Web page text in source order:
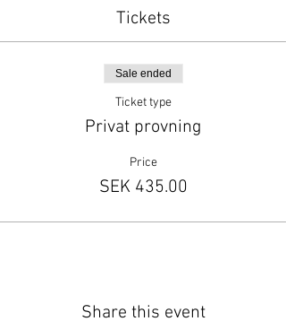
Tickets
Sale ended
Ticket type
Privat provning
Price
SEK 435.00
Share this event